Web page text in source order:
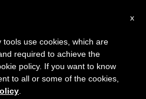
x
use cookies, which are
required to achieve the
policy. If you want to know
to all or some of the cookies,